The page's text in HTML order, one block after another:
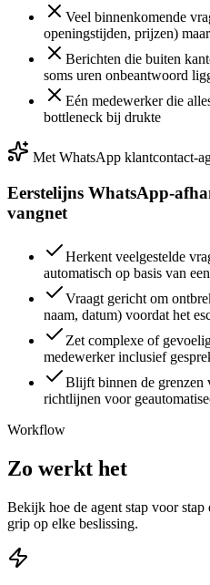
Veel binnenkomende
openingstijden, prijzen)
Berichten die buiten
soms uren onbeantwoord
Eén medewerker die
bottleneck bij drukte
Met WhatsApp klantcontact-
Eerstelijns WhatsApp-
vangnet
Herkent veelgestelde
automatisch op basis van
Vraagt gericht om
naam, datum) voordat het
Zet complexe of
medewerker inclusief
Blijft binnen de grenzen
richtlijnen voor
Workflow
Zo werkt het
Bekijk hoe de agent stap voor
grip op elke beslissing.